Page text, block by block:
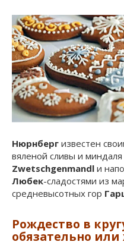
Нюрнберг известен
вяленой сливы и
Zwetschgenmandl и
Любек-сладостями из
средневысотных гор
Рождество в
обязательно